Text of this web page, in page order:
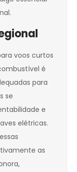
voos curtos
é
para
se
e
elétricas.
as